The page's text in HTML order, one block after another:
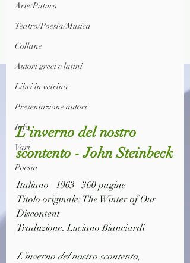
Arte/Pittura
Teatro/Poesia/Musica
Collane
Autori greci e latini
Libri in vetrina
Presentazione autori
Info
Vari
Poesia
L'inverno del nostro
scontento - John Steinbeck
Italiano | 1963 | 360 pagine
Titolo originale: The Winter of Our
Discontent
Traduzione: Luciano Bianciardi
L'inverno del nostro scontento,